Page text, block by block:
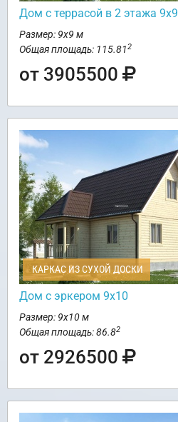
Дом с террасой в 2 этажа 9х9
Размер: 9х9 м
Общая площадь: 115.812
от 3905500
КАРКАС ИЗ СУХОЙ ДОСКИ
Дом с эркером 9х10
Размер: 9х10 м
Общая площадь: 86.82
от 2926500